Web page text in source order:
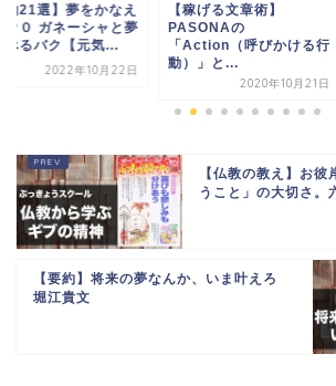
【稼げる文章術】
PASONAの
「Action（呼びかける行
動）」と...
あなたは「変化をする
か？変化をしない人
か？」自分を知って人
の羅...
2020年12月
【仏教の教え】お
うこと」の大切さ。
【要約】将来の夢なんか、いま叶えろ
堀江貴文